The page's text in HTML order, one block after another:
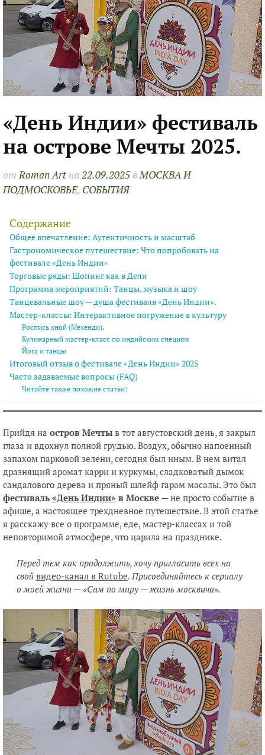
«День Индии» фестиваль
на острове Мечты 2025.
отRoman Art на22.09.2025вМОСКВА И
ПОДМОСКОВЬЕ, СОБЫТИЯ
Содержание
Общее впечатление: Аутентичность и масштаб
Гастрономическое путешествие: Что попробовать на
фестивале «День Индии«
Торговые ряды: Шопинг как в Дели
Программа мероприятий: Танцы, музыка и шоу
Танцевальные шоу — душа фестиваля «День Индии».
Мастер-классы: Интерактивное погружение в культуру
Роспись хной (Мехенди).
Кулинарный мастер-класс по индийским специям
Йога и танцы
Итоговый отзыв о фестивале «День Индии» 2025
Часто задаваемые вопросы (FAQ)
Читайте также похожие статьи:
Прийдя на остров Мечты в тот августовский день, я закрыл
глаза и вдохнул полной грудью. Воздух, обычно напоенный
запахом парковой зелени, сегодня был иным. В нем витал
дразнящий аромат карри и куркумы, сладковатый дымок
сандалового дерева и пряный шлейф гарам масалы. Это был
фестиваль «День Индии» в Москве — не просто событие в
афише, а настоящее трехдневное путешествие. В этой статье
я расскажу все о программе, еде, мастер-классах и той
неповторимой атмосфере, что царила на празднике.
Перед тем как продолжить, хочу пригласить всех на
свой видео-канал в Rutube. Присоединяйтесь к сериалу
о моей жизни — «Сам по миру — жизнь москвича».